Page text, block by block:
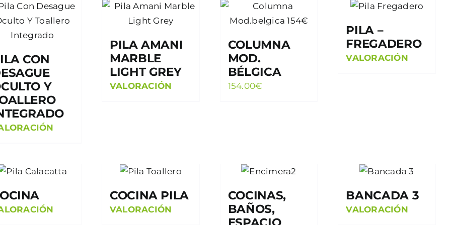
CON
Y
PILA AMANI
MARBLE
LIGHT GREY
VALORACIÓN
COLUMNA
MOD.
BÉLGICA
154.00€
PILA –
FREGADERO
VALORACIÓN
COCINA PILA
VALORACIÓN
COCINAS,
BAÑOS,
BANCADA 3
VALORACIÓN